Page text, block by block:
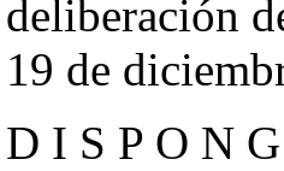
deliberación
19 de
D I S P O N